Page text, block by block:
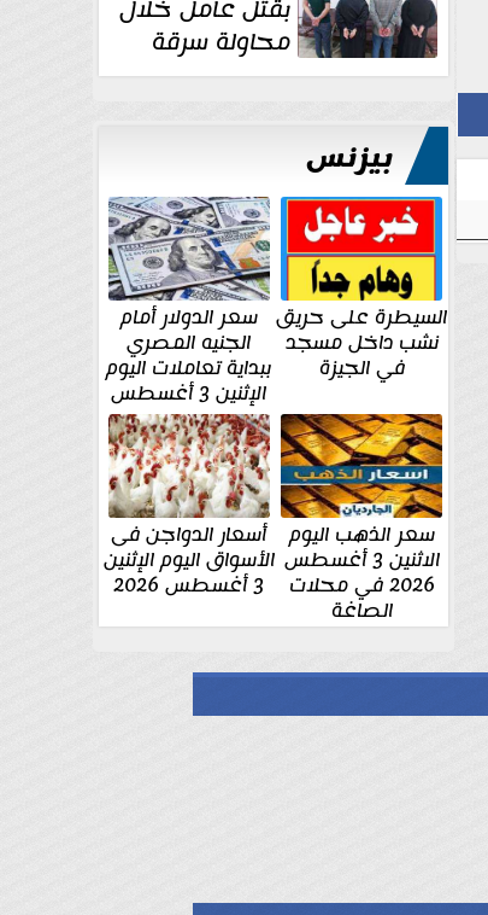
بقتل عامل خلال
محاولة سرقة
دراجة نارية في
بيزنس
السيطرة على حريق
نشب داخل مسجد
في الجيزة
سعر الدولار أمام
الجنيه المصري
ببداية تعاملات اليوم
الإثنين 3 أغسطس
سعر الذهب اليوم
الاثنين 3 أغسطس
2026 في محلات
الصاغة
أسعار الدواجن فى
الأسواق اليوم الإثنين
3 أغسطس 2026